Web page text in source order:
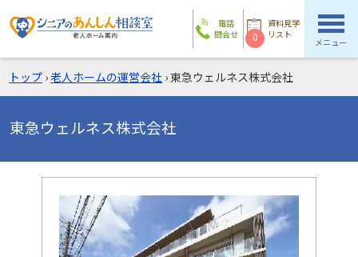
電話
問合せ
資料見学
リスト
0 メニュー
トップ ›老人ホームの運営会社 ›東急ウェルネス株式会社
東急ウェルネス株式会社